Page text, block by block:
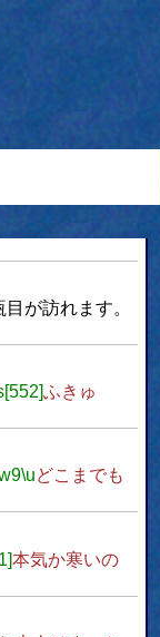
が訪れます。
ふきゅ
\uどこまでも
本気か寒いの